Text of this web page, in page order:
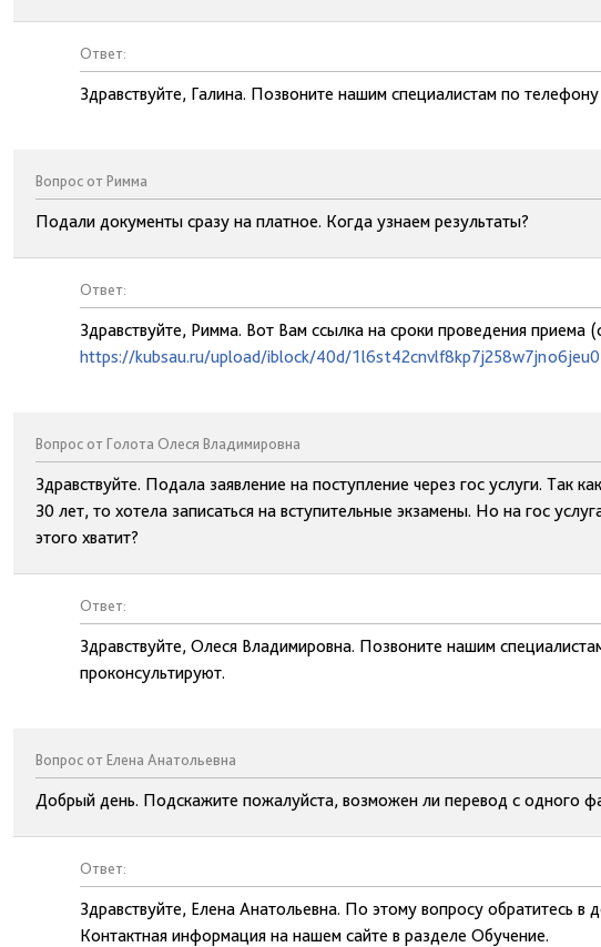
Ответ:
Здравствуйте, Галина. Позвоните нашим специалистам по
Вопрос от Римма
Подали документы сразу на платное. Когда узнаем результаты?
Ответ:
Здравствуйте, Римма. Вот Вам ссылка на сроки проведения приема
https://kubsau.ru/upload/iblock/40d/
Вопрос от Голота Олеся Владимировна
Здравствуйте. Подала заявление на поступление через гос услуги. Так
30 лет, то хотела записаться на вступительные экзамены. Но на гос
этого хватит?
Ответ:
Здравствуйте, Олеся Владимировна. Позвоните нашим
проконсультируют.
Вопрос от Елена Анатольевна
Добрый день. Подскажите пожалуйста, возможен ли перевод с одного
Ответ:
Здравствуйте, Елена Анатольевна. По этому вопросу обратитесь в
Контактная информация на нашем сайте в разделе Обучение.